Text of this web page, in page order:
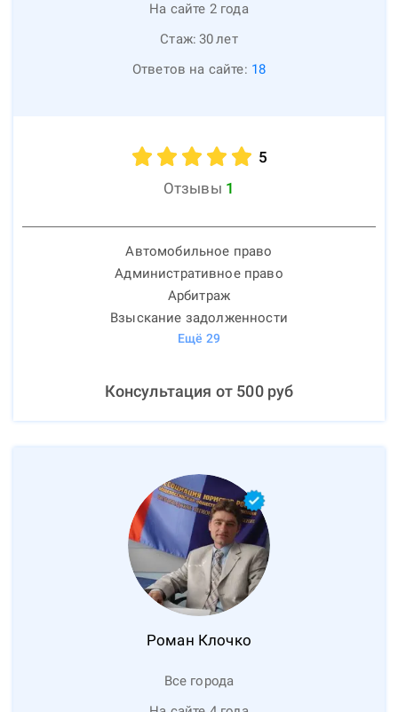
На сайте 2 года
Стаж: 30лет
Ответов на сайте: 18
5
Отзывы 1
Автомобильное право
Административное право
Арбитраж
Взыскание задолженности
Ещё 29
Консультация от 500руб
Роман Клочко
Все города